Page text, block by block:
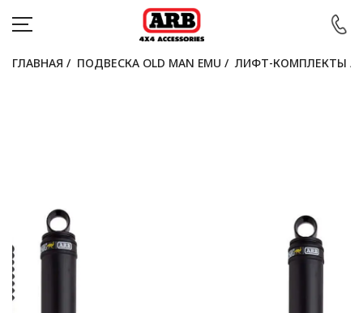
АКЦИИ
БЛОГ
ПОКУПАТЕЛЯМ
ГЛАВНАЯ / ПОДВЕСКА OLD MAN EMU / ЛИФТ-КОМПЛЕКТЫ /